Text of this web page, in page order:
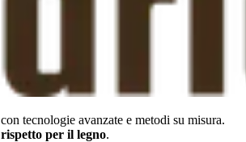
con tecnologie avanzate e metodi su misura.
rispetto per il legno.